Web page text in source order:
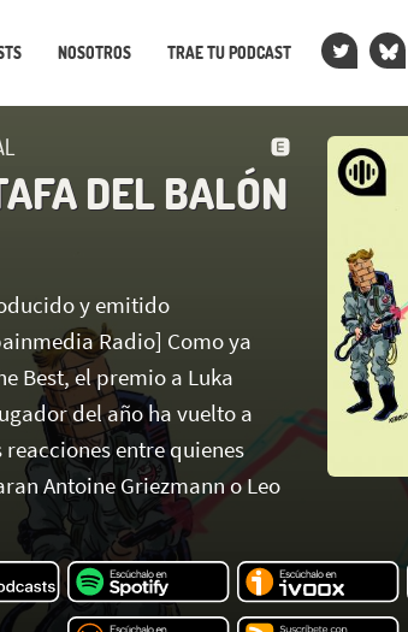
NOSOTROS TRAE TU PODCAST
DEL BALÓN
y emitido
Radio] Como ya
Best, el premio a Luka
del año ha vuelto a
entre quienes
Antoine Griezmann o Leo